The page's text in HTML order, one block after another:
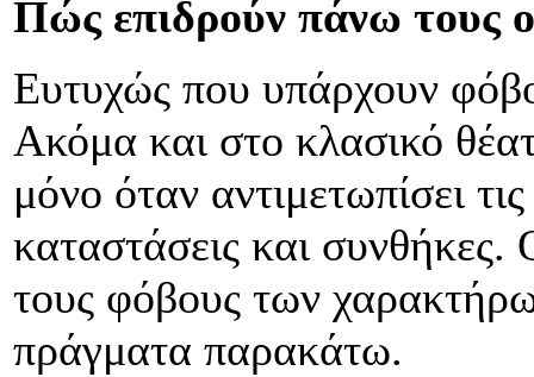
Πώς επιδρούν πάνω τους
Ευτυχώς που υπάρχουν
Ακόμα και στο κλασικό
μόνο όταν αντιμετωπίσει
καταστάσεις και
τους φόβους των
πράγματα παρακάτω.